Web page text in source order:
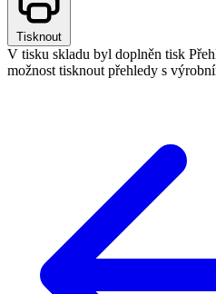
Tisknout
V tisku skladu byl doplněn tisk
možnost tisknout přehledy s